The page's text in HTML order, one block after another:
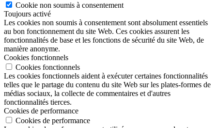
Cookie non soumis à consentement
Toujours activé
Les cookies non soumis à consentement sont absolument essentiels
au bon fonctionnement du site Web. Ces cookies assurent les
fonctionnalités de base et les fonctions de sécurité du site Web, de
manière anonyme.
Cookies fonctionnels
Cookies fonctionnels
Les cookies fonctionnels aident à exécuter certaines fonctionnalités
telles que le partage du contenu du site Web sur les plates-formes de
médias sociaux, la collecte de commentaires et d'autres
fonctionnalités tierces.
Cookies de performance
Cookies de performance